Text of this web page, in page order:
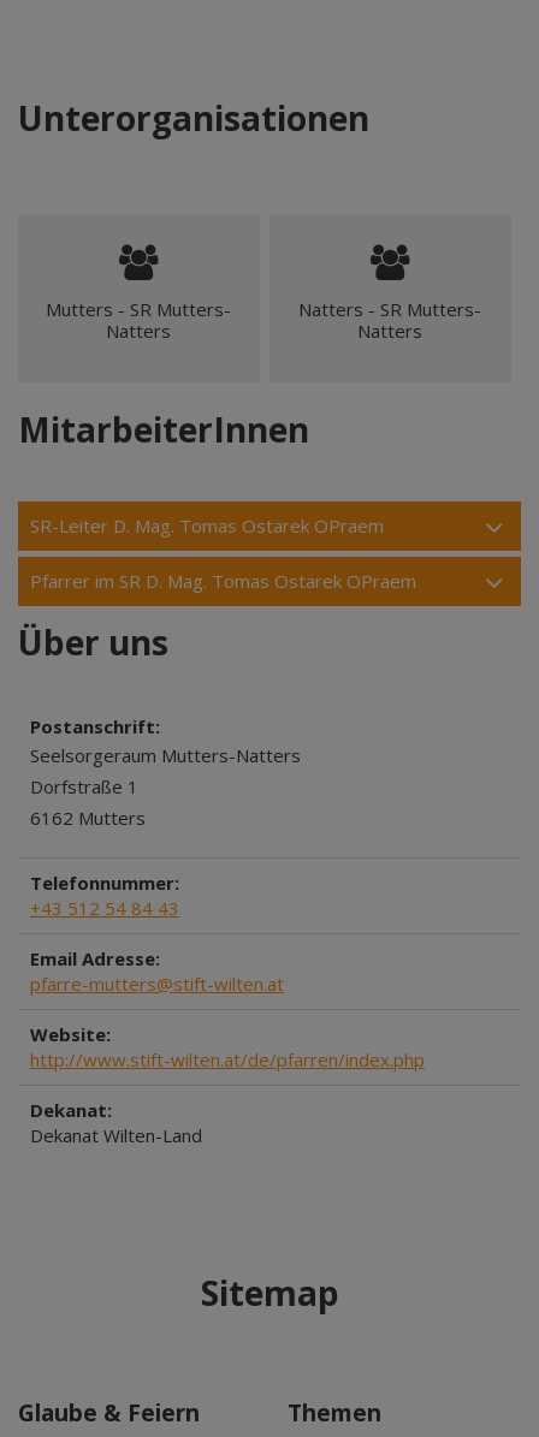
Unterorganisationen
Mutters - SR Mutters-
Natters
Natters - SR Mutters-
Natters
MitarbeiterInnen
SR-Leiter D. Mag. Tomas Ostarek OPraem
Pfarrer im SR D. Mag. Tomas Ostarek OPraem
Über uns
Postanschrift:
Seelsorgeraum Mutters-Natters
Dorfstraße 1
6162 Mutters
Telefonnummer:
+43 512 54 84 43
Email Adresse:
pfarre-mutters@stift-wilten.at
Website:
http://www.stift-wilten.at/de/pfarren/index.php
Dekanat:
Dekanat Wilten-Land
Sitemap
Glaube & Feiern Themen